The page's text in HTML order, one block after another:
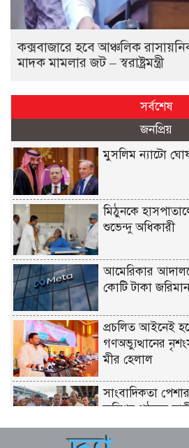
কক্সবাজারে হবে আঞ্চলিক
মাদক মামলার জট – স্বরাষ্ট্রমন্ত্রী
সর্বশেষ
জনপ্রিয়
মুসলিম ন্যাটো
মিঠুনকে
শুভেন্দু অধিকারী
আমেরিকার
কোটি টাকা
প্রচলিত আইনেই
গণঅভ্যুত্থানের
মীর হেলাল
সাংবাদিকতা
কমিশন গঠনের